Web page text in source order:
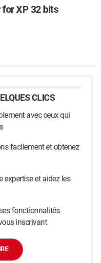
XP 32 bits
CLICS
avec ceux qui
facilement et obtenez
expertise et aidez les
fonctionnalités
inscrivant